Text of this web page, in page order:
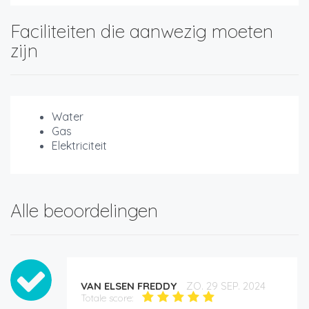
Faciliteiten die aanwezig moeten
zijn
Water
Gas
Elektriciteit
Alle beoordelingen
VAN ELSEN FREDDY ZO. 29 SEP. 2024
Totale score: